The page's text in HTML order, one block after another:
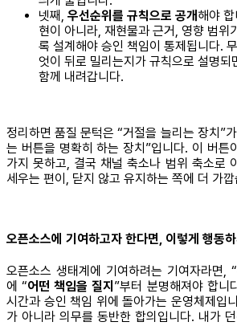
넷째, 우선순위를 규칙으로 공개 해야
현이 아니라, 재현물과 근거, 영향 범위
록 설계해야 승인 책임이 통제됩니다.
엇이 뒤로 밀리는지가 규칙으로 설명되
함께 내려갑니다.
정리하면 품질 문턱은 “거절을 늘리는 장치”
는 버튼을 명확히 하는 장치”입니다. 이 버튼
가지 못하고, 결국 채널 축소나 범위 축소로
세우는 편이, 닫지 않고 유지하는 쪽에 더 가
오픈소스에 기여하고자 한다면, 이렇게 행동
오픈소스 생태계에 기여하려는 기여자라면,
에 “어떤 책임을 질지 ”부터 분명해져야 합니
시간과 승인 책임 위에 돌아가는 운영체제입
가 아니라 의무를 동반한 합의입니다. 내가